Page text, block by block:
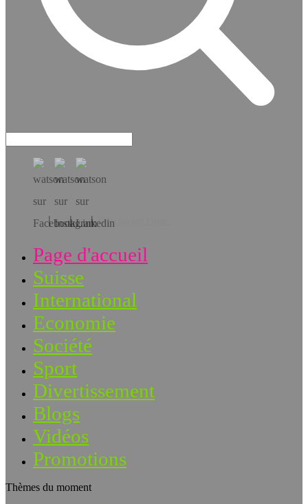
Téléchargez l’app!
Page d'accueil
Suisse
International
Economie
Société
Sport
Divertissement
Blogs
Vidéos
Promotions
Thèmes du moment